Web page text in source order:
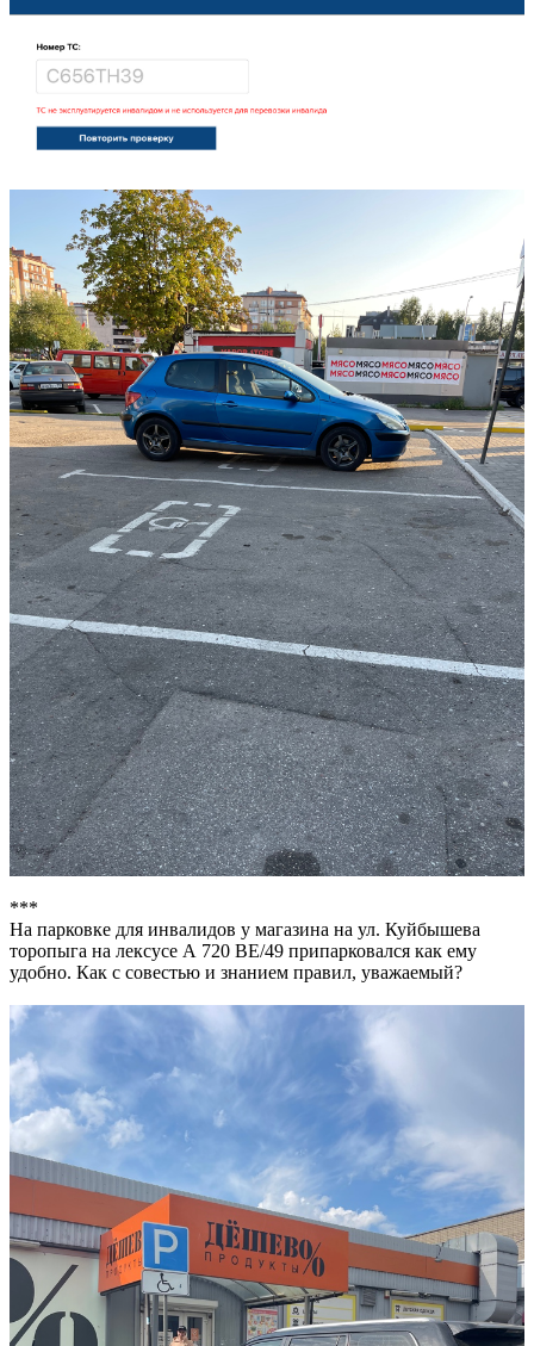
***
На парковке для инвалидов у магазина на ул. Куйбышева
торопыга на лексусе А 720 ВЕ/49 припарковался как ему
удобно. Как с совестью и знанием правил, уважаемый?